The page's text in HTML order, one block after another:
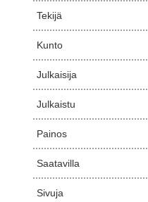
Tekijä
Kunto
Julkaisija
Julkaistu
Painos
Saatavilla
Sivuja